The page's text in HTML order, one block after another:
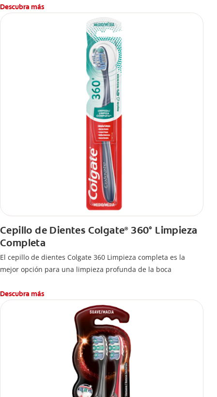
Descubra más
Cepillo de Dientes Colgate®360° Limpieza
Completa
El cepillo de dientes Colgate 360 Limpieza completa es la
mejor opción para una limpieza profunda de la boca
Descubra más